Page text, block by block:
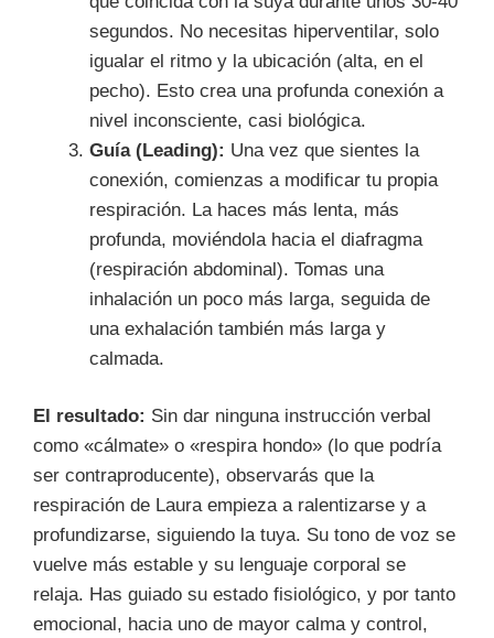
segundos. No necesitas hiperventilar, solo
igualar el ritmo y la ubicación (alta, en el
pecho). Esto crea una profunda conexión a
nivel inconsciente, casi biológica.
Guía (Leading): Una vez que sientes la
conexión, comienzas a modificar tu propia
respiración. La haces más lenta, más
profunda, moviéndola hacia el diafragma
(respiración abdominal). Tomas una
inhalación un poco más larga, seguida de
una exhalación también más larga y
calmada.
El resultado: Sin dar ninguna instrucción verbal
como «cálmate» o «respira hondo» (lo que podría
ser contraproducente), observarás que la
respiración de Laura empieza a ralentizarse y a
profundizarse, siguiendo la tuya. Su tono de voz se
vuelve más estable y su lenguaje corporal se
relaja. Has guiado su estado fisiológico, y por tanto
emocional, hacia uno de mayor calma y control,